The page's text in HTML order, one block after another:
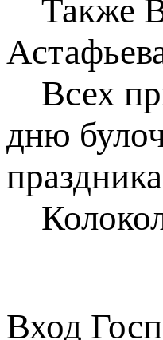
Также
Всех
дню
Вход